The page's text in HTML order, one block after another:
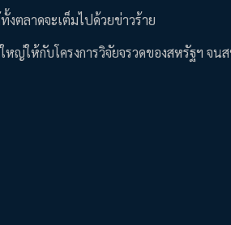
ตลาดจะเต็มไปด้วยข่าวร้าย
ให้กับโครงการวิจัยจรวดของสหรัฐฯ จ